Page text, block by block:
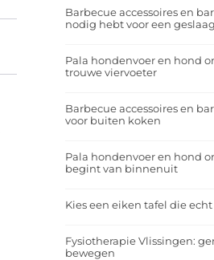
Barbecue accessoires en
nodig hebt voor een
Pala hondenvoer en hond
trouwe viervoeter
Barbecue accessoires en
voor buiten koken
Pala hondenvoer en hond
begint van binnenuit
Kies een eiken tafel die
Fysiotherapie Vlissingen:
bewegen